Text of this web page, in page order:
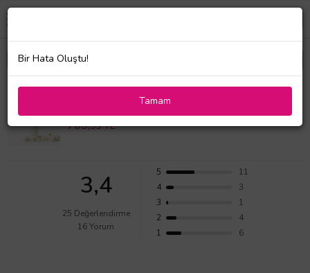
Beyaz Vazoda Pembe Çardak Güller ve Papatyalar
Değerlendirmeleri
709,99 TL
3,4
25 Değerlendirme
16 Yorum
5
11
4
3
3
1
2
4
1
6
Bir Hata Oluştu!
Tamam